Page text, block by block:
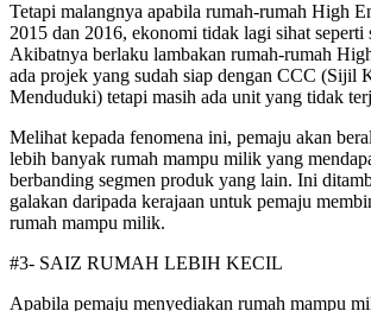
Tetapi malangnya apabila rumah-rumah High
2015 dan 2016, ekonomi tidak lagi sihat seperti
Akibatnya berlaku lambakan rumah-rumah
ada projek yang sudah siap dengan CCC (Sijil
Menduduki) tetapi masih ada unit yang tidak
Melihat kepada fenomena ini, pemaju akan
lebih banyak rumah mampu milik yang
berbanding segmen produk yang lain. Ini
galakan daripada kerajaan untuk pemaju
rumah mampu milik.
#3- SAIZ RUMAH LEBIH KECIL
Apabila pemaju menyediakan rumah mampu